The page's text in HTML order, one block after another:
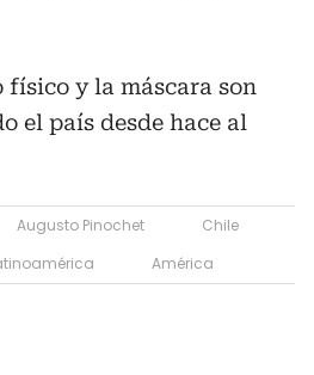
y la máscara son
el país desde hace al
Augusto Pinochet
Chile
América